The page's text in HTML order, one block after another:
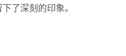
了深刻的印象。